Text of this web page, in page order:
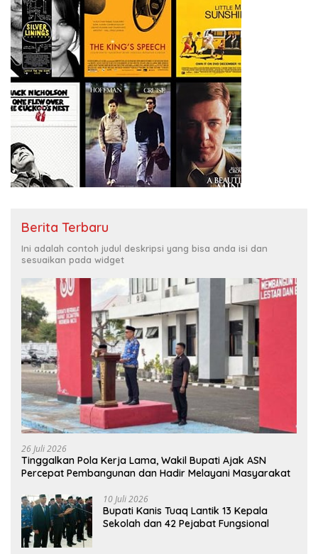
Berita Terbaru
Ini adalah contoh judul deskripsi yang bisa anda isi dan
sesuaikan pada widget
26 Juli 2026
Tinggalkan Pola Kerja Lama, Wakil Bupati Ajak ASN
Percepat Pembangunan dan Hadir Melayani Masyarakat
10 Juli 2026
Bupati Kanis Tuaq Lantik 13 Kepala
Sekolah dan 42 Pejabat Fungsional